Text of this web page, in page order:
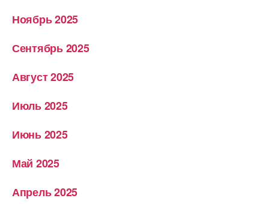
Ноябрь 2025
Сентябрь 2025
Август 2025
Июль 2025
Июнь 2025
Май 2025
Апрель 2025